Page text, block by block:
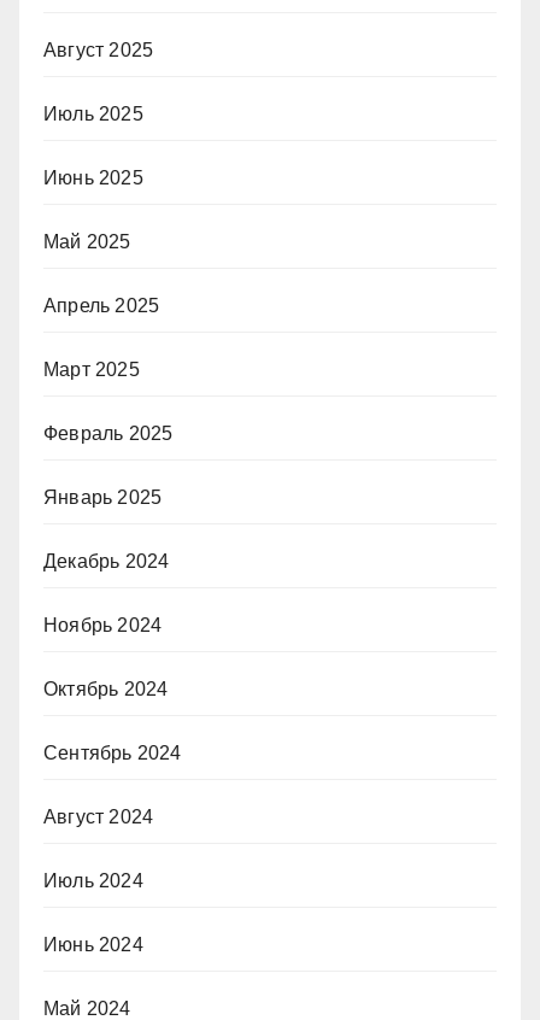
Август 2025
Июль 2025
Июнь 2025
Май 2025
Апрель 2025
Март 2025
Февраль 2025
Январь 2025
Декабрь 2024
Ноябрь 2024
Октябрь 2024
Сентябрь 2024
Август 2024
Июль 2024
Июнь 2024
Май 2024